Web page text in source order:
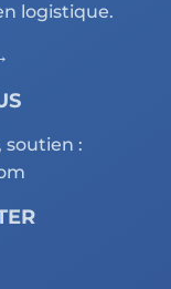
logistique.
soutien :